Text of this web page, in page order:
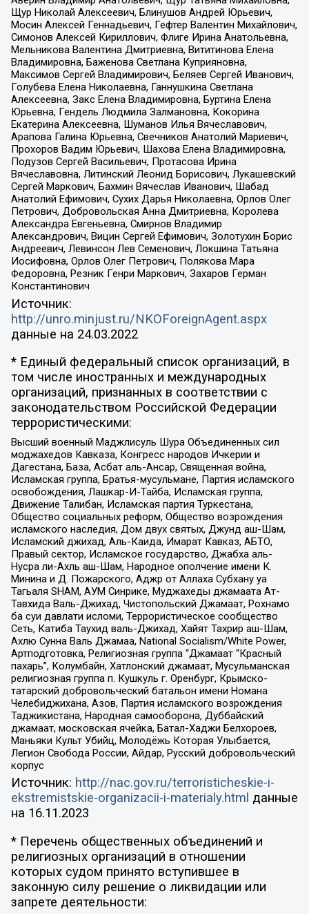
Щур Николай Алексеевич, Блинушов Андрей Юрьевич,
Мосин Алексей Геннадьевич, Гефтер Валентин Михайлович,
Симонов Алексей Кириллович, Флиге Ирина Анатольевна,
Мельникова Валентина Дмитриевна, Вититинова Елена
Владимировна, Баженова Светлана Куприяновна,
Максимов Сергей Владимирович, Беляев Сергей Иванович,
Голубева Елена Николаевна, Ганнушкина Светлана
Алексеевна, Закс Елена Владимировна, Буртина Елена
Юрьевна, Гендель Людмила Залмановна, Кокорина
Екатерина Алексеевна, Шуманов Илья Вячеславович,
Арапова Галина Юрьевна, Свечников Анатолий Мариевич,
Прохоров Вадим Юрьевич, Шахова Елена Владимировна,
Подузов Сергей Васильевич, Протасова Ирина
Вячеславовна, Литинский Леонид Борисович, Лукашевский
Сергей Маркович, Бахмин Вячеслав Иванович, Шабад
Анатолий Ефимович, Сухих Дарья Николаевна, Орлов Олег
Петрович, Добровольская Анна Дмитриевна, Королева
Александра Евгеньевна, Смирнов Владимир
Александрович, Вицин Сергей Ефимович, Золотухин Борис
Андреевич, Левинсон Лев Семенович, Локшина Татьяна
Иосифовна, Орлов Олег Петрович, Полякова Мара
Федоровна, Резник Генри Маркович, Захаров Герман
Константинович
Источник:
http://unro.minjust.ru/NKOForeignAgent.aspx
данные на 24.03.2022
* Единый федеральный список организаций, в
том числе иностранных и международных
организаций, признанных в соответствии с
законодательством Российской Федерации
террористическими:
Высший военный Маджлисуль Шура Объединенных сил
моджахедов Кавказа, Конгресс народов Ичкерии и
Дагестана, База, Асбат аль-Ансар, Священная война,
Исламская группа, Братья-мусульмане, Партия исламского
освобождения, Лашкар-И-Тайба, Исламская группа,
Движение Талибан, Исламская партия Туркестана,
Общество социальных реформ, Общество возрождения
исламского наследия, Дом двух святых, Джунд аш-Шам,
Исламский джихад, Аль-Каида, Имарат Кавказ, АБТО,
Правый сектор, Исламское государство, Джабха аль-
Нусра ли-Ахль аш-Шам, Народное ополчение имени К.
Минина и Д. Пожарского, Аджр от Аллаха Субхану уа
Тагьаля SHAM, АУМ Синрике, Муджахеды джамаата Ат-
Тавхида Валь-Джихад, Чистопольский Джамаат, Рохнамо
ба суи давлати исломи, Террористическое сообщество
Сеть, Катиба Таухид валь-Джихад, Хайят Тахрир аш-Шам,
Ахлю Сунна Валь Джамаа, National Socialism/White Power,
Артподготовка, Религиозная группа “Джамаат “Красный
пахарь”, Колумбайн, Хатлонский джамаат, Мусульманская
религиозная группа п. Кушкуль г. Оренбург, Крымско-
татарский добровольческий батальон имени Номана
Челебиджихана, Азов, Партия исламского возрождения
Таджикистана, Народная самооборона, Дуббайский
джамаат, московская ячейка, Батал-Хаджи Белхороев,
Маньяки Культ Убийц, Молодёжь Которая Улыбается,
Легион Свобода России, Айдар, Русский добровольческий
корпус
Источник: http://nac.gov.ru/terroristicheskie-i-
ekstremistskie-organizacii-i-materialy.html данные
на 16.11.2023
* Перечень общественных объединений и
религиозных организаций в отношении
которых судом принято вступившее в
законную силу решение о ликвидации или
запрете деятельности: